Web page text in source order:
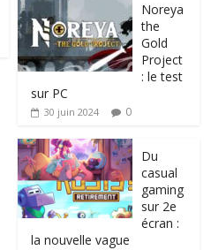
Noreya
the
Gold
Project
: le test
sur PC
30 juin 2024 0
Du
casual
gaming
sur 2e
écran :
la nouvelle vague